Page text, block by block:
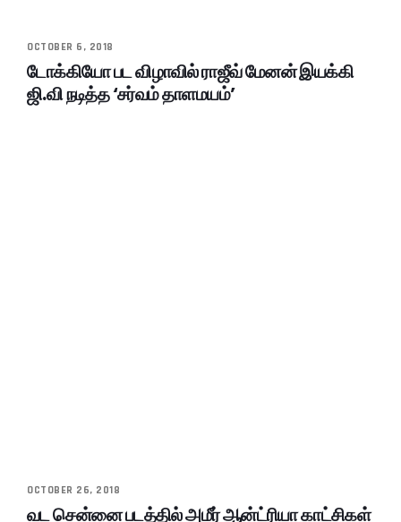
OCTOBER 6, 2018
டோக்கியோ பட விழாவில் ராஜீவ் மேனன் இயக்கி
ஜி.வி நடித்த ‘சர்வம் தாளமயம்’
OCTOBER 26, 2018
வட சென்னை படத்தில் அமீர் ஆன்ட்ரியா காட்சிகள்